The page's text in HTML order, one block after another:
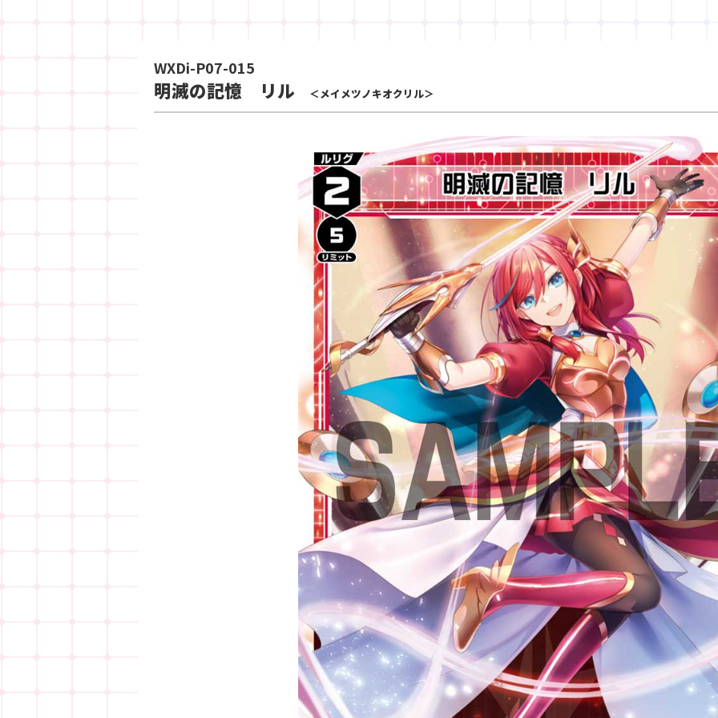
WXDi-P07-015
明滅の記憶 リル ＜メイメツノキオクリル＞